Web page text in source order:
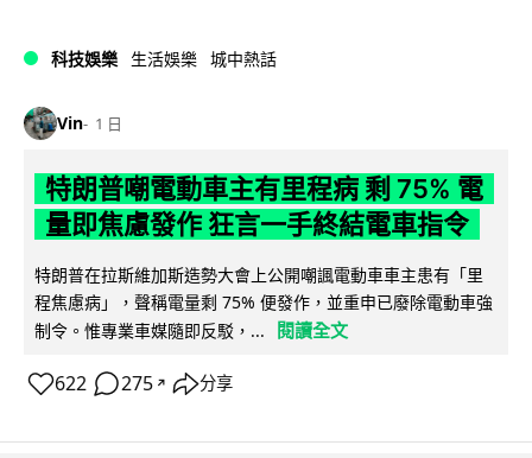
科技娛樂 生活娛樂 城中熱話
Vin 1 日
特朗普嘲電動車主有里程病 剩 75% 電
量即焦慮發作 狂言一手終結電車指令
特朗普在拉斯維加斯造勢大會上公開嘲諷電動車車主患有「里
程焦慮病」，聲稱電量剩 75% 便發作，並重申已廢除電動車強
制令。惟專業車媒隨即反駁，...
閱讀全文
622 275 ↗ 分享